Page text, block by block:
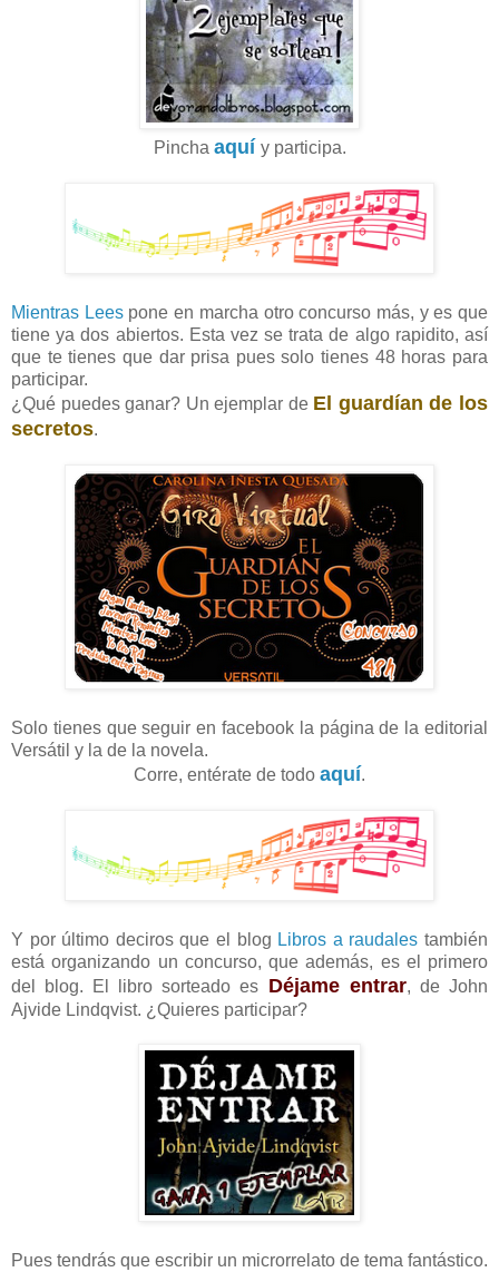
Pincha aquí y participa.
Mientras Lees pone en marcha otro concurso más, y es que
tiene ya dos abiertos. Esta vez se trata de algo rapidito, así
que te tienes que dar prisa pues solo tienes 48 horas para
participar.
¿Qué puedes ganar? Un ejemplar de El guardían de los
secretos.
Solo tienes que seguir en facebook la página de la editorial
Versátil y la de la novela.
Corre, entérate de todo aquí.
Y por último deciros que el blog Libros a raudales también
está organizando un concurso, que además, es el primero
del blog. El libro sorteado es Déjame entrar, de John
Ajvide Lindqvist. ¿Quieres participar?
Pues tendrás que escribir un microrrelato de tema fantástico.